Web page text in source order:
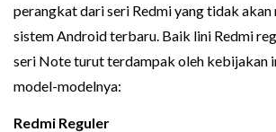
perangkat dari seri Redmi yang tidak
sistem Android terbaru. Baik lini Redmi
seri Note turut terdampak oleh kebijakan
model-modelnya:
Redmi Reguler